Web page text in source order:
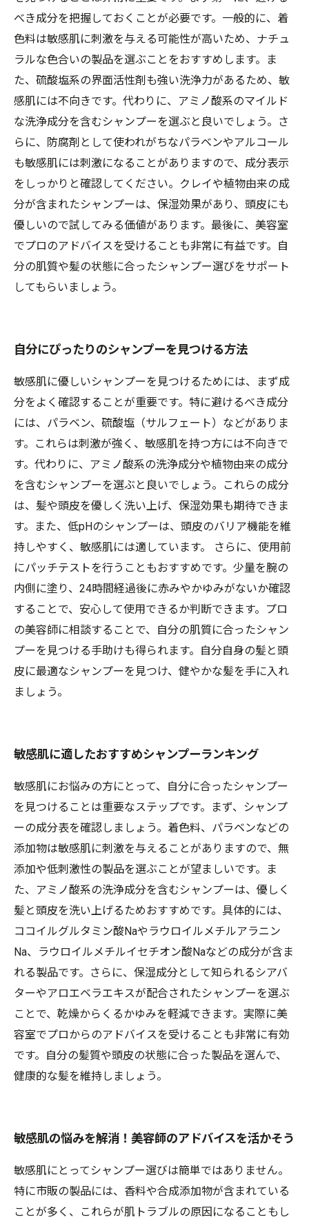
べき成分を把握しておくことが必要です。一般的に、着
色料は敏感肌に刺激を与える可能性が高いため、ナチュ
ラルな色合いの製品を選ぶことをおすすめします。ま
た、硫酸塩系の界面活性剤も強い洗浄力があるため、敏
感肌には不向きです。代わりに、アミノ酸系のマイルド
な洗浄成分を含むシャンプーを選ぶと良いでしょう。さ
らに、防腐剤として使われがちなパラベンやアルコール
も敏感肌には刺激になることがありますので、成分表示
をしっかりと確認してください。クレイや植物由来の成
分が含まれたシャンプーは、保湿効果があり、頭皮にも
優しいので試してみる価値があります。最後に、美容室
でプロのアドバイスを受けることも非常に有益です。自
分の肌質や髪の状態に合ったシャンプー選びをサポート
してもらいましょう。
自分にぴったりのシャンプーを見つける方法
敏感肌に優しいシャンプーを見つけるためには、まず成
分をよく確認することが重要です。特に避けるべき成分
には、パラベン、硫酸塩（サルフェート）などがありま
す。これらは刺激が強く、敏感肌を持つ方には不向きで
す。代わりに、アミノ酸系の洗浄成分や植物由来の成分
を含むシャンプーを選ぶと良いでしょう。これらの成分
は、髪や頭皮を優しく洗い上げ、保湿効果も期待できま
す。また、低pHのシャンプーは、頭皮のバリア機能を維
持しやすく、敏感肌には適しています。 さらに、使用前
にパッチテストを行うこともおすすめです。少量を腕の
内側に塗り、24時間経過後に赤みやかゆみがないか確認
することで、安心して使用できるか判断できます。プロ
の美容師に相談することで、自分の肌質に合ったシャン
プーを見つける手助けも得られます。自分自身の髪と頭
皮に最適なシャンプーを見つけ、健やかな髪を手に入れ
ましょう。
敏感肌に適したおすすめシャンプーランキング
敏感肌にお悩みの方にとって、自分に合ったシャンプー
を見つけることは重要なステップです。まず、シャンプ
ーの成分表を確認しましょう。着色料、パラベンなどの
添加物は敏感肌に刺激を与えることがありますので、無
添加や低刺激性の製品を選ぶことが望ましいです。ま
た、アミノ酸系の洗浄成分を含むシャンプーは、優しく
髪と頭皮を洗い上げるためおすすめです。具体的には、
ココイルグルタミン酸Naやラウロイルメチルアラニン
Na、ラウロイルメチルイセチオン酸Naなどの成分が含ま
れる製品です。さらに、保湿成分として知られるシアバ
ターやアロエベラエキスが配合されたシャンプーを選ぶ
ことで、乾燥からくるかゆみを軽減できます。実際に美
容室でプロからのアドバイスを受けることも非常に有効
です。自分の髪質や頭皮の状態に合った製品を選んで、
健康的な髪を維持しましょう。
敏感肌の悩みを解消！美容師のアドバイスを活かそう
敏感肌にとってシャンプー選びは簡単ではありません。
特に市販の製品には、香料や合成添加物が含まれている
ことが多く、これらが肌トラブルの原因になることもし
お問合せ・ご予約はお電話にて